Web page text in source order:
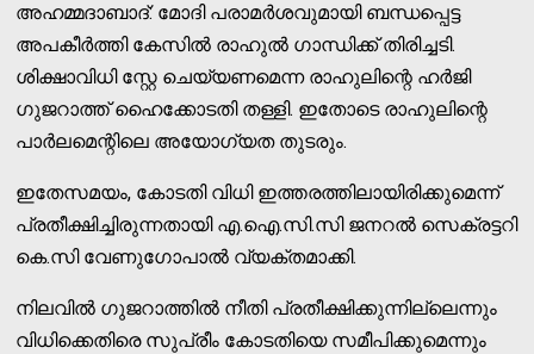
അഹമ്മദാബാദ്: മോദി പരാമര്‍ശവുമായി ബന്ധപ്പെട്ട
അപകീര്‍ത്തി കേസില്‍ രാഹുല്‍ ഗാന്ധിക്ക് തിരിച്ചടി.
ശിക്ഷാവിധി സ്റ്റേ ചെയ്യണമെന്ന രാഹുലിന്റെ ഹര്‍ജി
ഗുജറാത്ത് ഹൈക്കോടതി തള്ളി. ഇതോടെ രാഹുലിന്റെ
പാര്‍ലമെന്റിലെ അയോഗ്യത തുടരും.
ഇതേസമയം, കോടതി വിധി ഇത്തരത്തിലായിരിക്കുമെന്ന്
പ്രതീക്ഷിച്ചിരുന്നതായി എ.ഐ.സി.സി ജനറല്‍ സെക്രട്ടറി
കെ.സി വേണുഗോപാല്‍ വ്യക്തമാക്കി.
നിലവില്‍ ഗുജറാത്തില്‍ നീതി പ്രതീക്ഷിക്കുന്നില്ലെന്നും
വിധിക്കെതിരെ സുപ്രീം കോടതിയെ സമീപിക്കുമെന്നും